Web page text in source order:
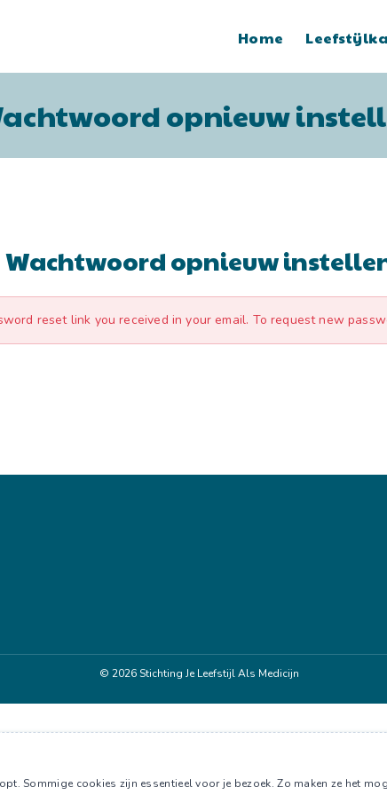
Sommige cookies zijn essentieel voor je bezoek. Zo maken ze het
Home
opnieuw
Wachtwoord opnieuw
reset link you received in your email. To request new
© 2026Stichting Je Leefstijl Als Medicijn